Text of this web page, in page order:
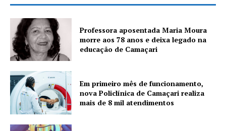
Professora aposentada Maria Moura
morre aos 78 anos e deixa legado na
educação de Camaçari
Em primeiro mês de funcionamento,
nova Policlínica de Camaçari realiza
mais de 8 mil atendimentos